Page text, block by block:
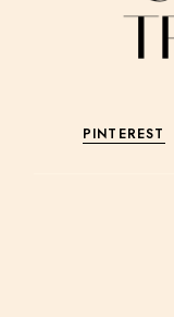
PINTEREST